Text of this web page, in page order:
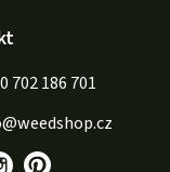
@weedshop.cz
702 186 701